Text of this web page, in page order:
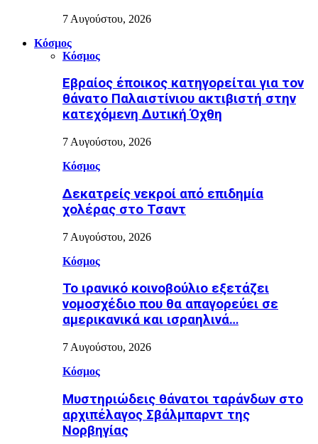
7 Αυγούστου, 2026
Κόσμος
Κόσμος
Εβραίος έποικος κατηγορείται για τον
θάνατο Παλαιστίνιου ακτιβιστή στην
κατεχόμενη Δυτική Όχθη
7 Αυγούστου, 2026
Κόσμος
Δεκατρείς νεκροί από επιδημία
χολέρας στο Τσαντ
7 Αυγούστου, 2026
Κόσμος
Το ιρανικό κοινοβούλιο εξετάζει
νομοσχέδιο που θα απαγορεύει σε
αμερικανικά και ισραηλινά…
7 Αυγούστου, 2026
Κόσμος
Μυστηριώδεις θάνατοι ταράνδων στο
αρχιπέλαγος Σβάλμπαρντ της
Νορβηγίας